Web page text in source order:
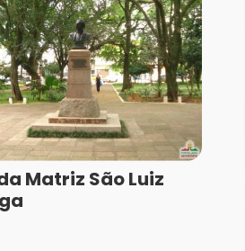
Matriz São Luiz